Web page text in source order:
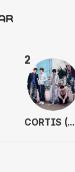
2
CORTIS (코르티스)